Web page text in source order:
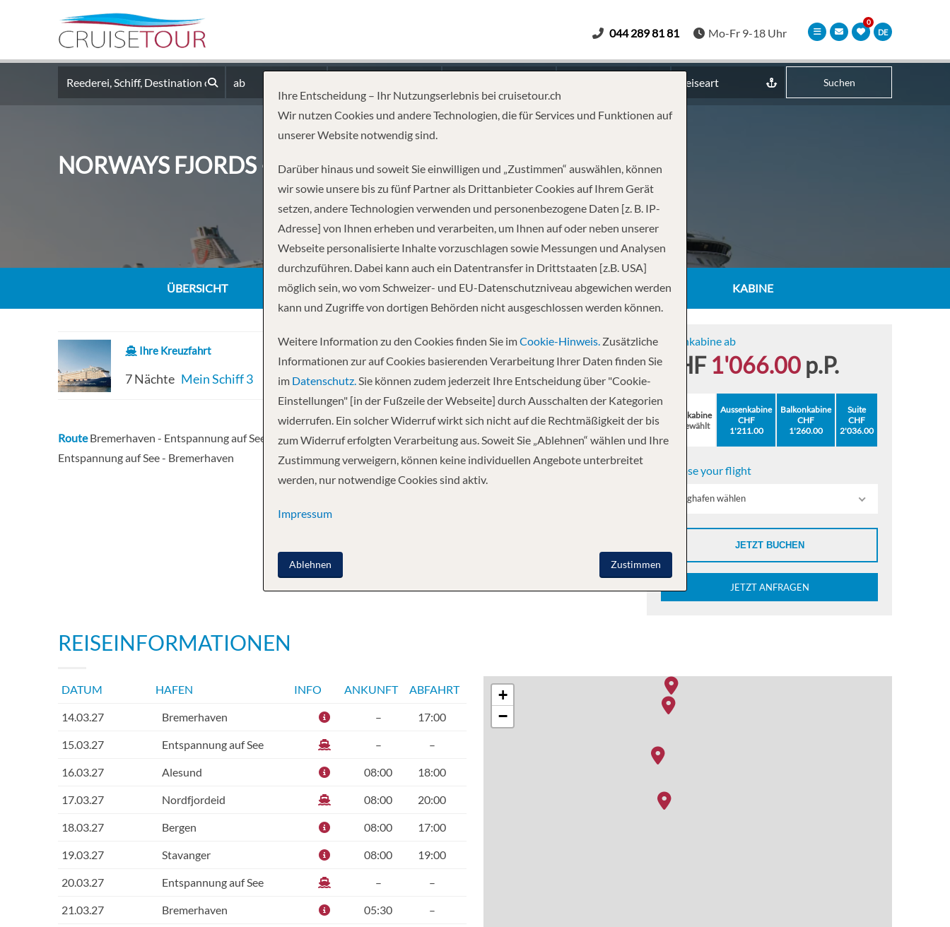
DE
044 289 81 81 Mo-Fr 9-18 Uhr
ab Reiseart Suchen
NORWAYS FJORDS – FROM/TO BREMERHAVEN
ÜBERSICHT REISEINFORMATIONEN KABINE
Ihre Kreuzfahrt
7 Nächte Mein Schiff 3 14.03.2027
RouteBremerhaven - Entspannung auf See - Alesund - Nordfjordeid - Bergen - Stavanger -
Entspannung auf See - Bremerhaven
Innenkabine ab
CHF 1'066.00 p.P.
Innenkabine
ausgewählt
Aussenkabine
CHF
1'211.00
Balkonkabine
CHF
1'260.00
Suite
CHF
2'036.00
Choose your flight
Flughafen wählen
JETZT BUCHEN
JETZT ANFRAGEN
REISEINFORMATIONEN
DATUM HAFEN INFO ANKUNFT ABFAHRT
14.03.27 Bremerhaven – 17:00
15.03.27 Entspannung auf See – –
16.03.27 Alesund 08:00 18:00
17.03.27 Nordfjordeid 08:00 20:00
18.03.27 Bergen 08:00 17:00
19.03.27 Stavanger 08:00 19:00
20.03.27 Entspannung auf See – –
21.03.27 Bremerhaven 05:30 –
+
−
Ihre Entscheidung – Ihr Nutzungserlebnis bei cruisetour.ch
Wir nutzen Cookies und andere Technologien, die für Services und Funktionen auf
unserer Website notwendig sind.
Darüber hinaus und soweit Sie einwilligen und „Zustimmen“ auswählen, können
wir sowie unsere bis zu fünf Partner als Drittanbieter Cookies auf Ihrem Gerät
setzen, andere Technologien verwenden und personenbezogene Daten [z. B. IP-
Adresse] von Ihnen erheben und verarbeiten, um Ihnen auf oder neben unserer
Webseite personalisierte Inhalte vorzuschlagen sowie Messungen und Analysen
durchzuführen. Dabei kann auch ein Datentransfer in Drittstaaten [z.B. USA]
möglich sein, wo vom Schweizer- und EU-Datenschutzniveau abgewichen werden
kann und Zugriffe von dortigen Behörden nicht ausgeschlossen werden können.
Weitere Information zu den Cookies finden Sie imCookie-Hinweis. Zusätzliche
Informationen zur auf Cookies basierenden Verarbeitung Ihrer Daten finden Sie
im Datenschutz.Sie können zudem jederzeit Ihre Entscheidung über "Cookie-
Einstellungen" [in der Fußzeile der Webseite] durch Ausschalten der Kategorien
widerrufen. Ein solcher Widerruf wirkt sich nicht auf die Rechtmäßigkeit der bis
zum Widerruf erfolgten Verarbeitung aus. Soweit Sie „Ablehnen“ wählen und Ihre
Zustimmung verweigern, können keine individuellen Angebote unterbreitet
werden, nur notwendige Cookies sind aktiv.
Impressum
Zustimmen
Ablehnen